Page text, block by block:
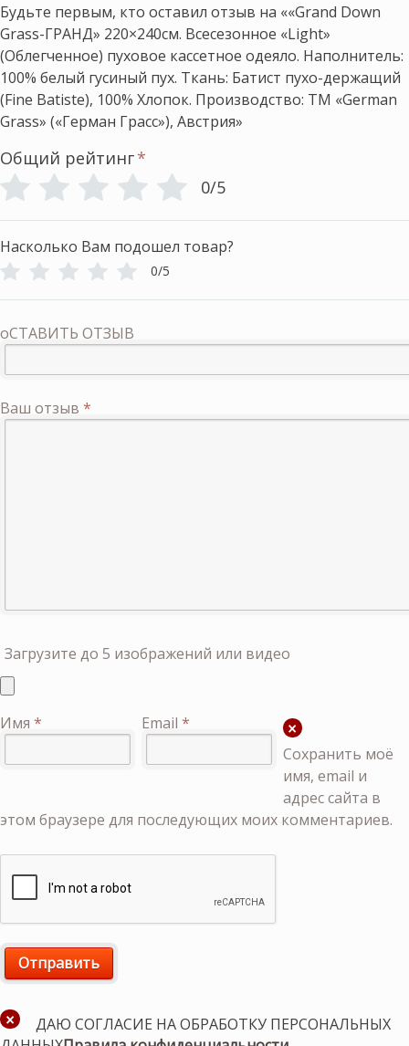
Будьте первым, кто оставил отзыв на ««Grand Down
Grass-ГРАНД» 220×240см. Всесезонное «Light»
(Облегченное) пуховое кассетное одеяло. Наполнитель:
100% белый гусиный пух. Ткань: Батист пухо-держащий
(Fine Batiste), 100% Хлопок. Производство: ТМ «German
Grass» («Герман Грасс»), Австрия»
Общий рейтинг*
0/5
Насколько Вам подошел товар?
0/5
оСТАВИТЬ ОТЗЫВ
Ваш отзыв *
Загрузите до 5 изображений или видео
Имя * Email *
Сохранить моё
имя, email и
адрес сайта в
этом браузере для последующих моих комментариев.
ДАЮ СОГЛАСИЕ НА ОБРАБОТКУ ПЕРСОНАЛЬНЫХ